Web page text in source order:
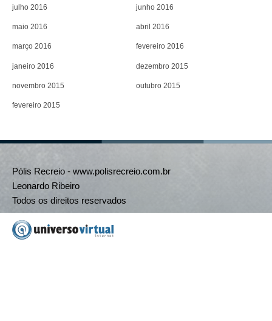
julho 2016 junho 2016
maio 2016 abril 2016
março 2016 fevereiro 2016
janeiro 2016 dezembro 2015
novembro 2015 outubro 2015
fevereiro 2015
Pólis Recreio - www.polisrecreio.com.br
Leonardo Ribeiro
Todos os direitos reservados